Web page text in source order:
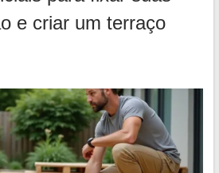
e criar um terraço